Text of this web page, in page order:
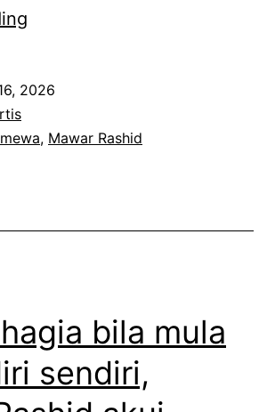
l
i
k
i
n
k
m
b
a
2026
, Mawar Rashid
bila mula
sendiri,